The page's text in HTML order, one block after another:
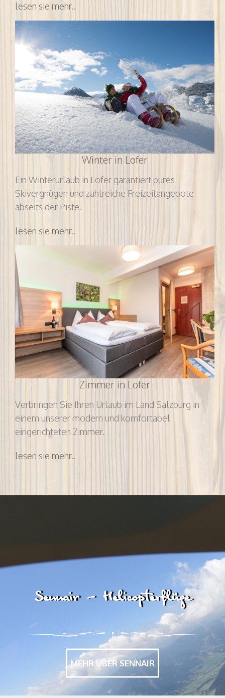
lesen sie mehr..
Winter in Lofer
Ein Winterurlaub in Lofer garantiert pures
Skivergnügen und zahlreiche Freizeitangebote
abseits der Piste.
lesen sie mehr..
Zimmer in Lofer
Verbringen Sie Ihren Urlaub im Land Salzburg in
einem unserer modern und komfortabel
eingerichteten Zimmer.
lesen sie mehr..
Sennair - Helicopterflüge
MEHR ÜBER SENNAIR